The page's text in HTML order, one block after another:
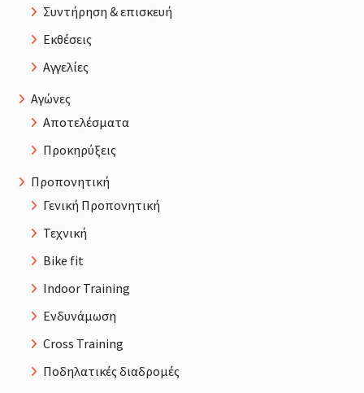
Συντήρηση & επισκευή
Εκθέσεις
Αγγελίες
Αγώνες
Αποτελέσματα
Προκηρύξεις
Προπονητική
Γενική Προπονητική
Τεχνική
Bike fit
Indoor Training
Ενδυνάμωση
Cross Training
Ποδηλατικές διαδρομές